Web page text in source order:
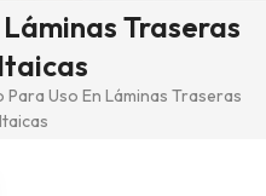
Traseras
Para Uso En Láminas Traseras